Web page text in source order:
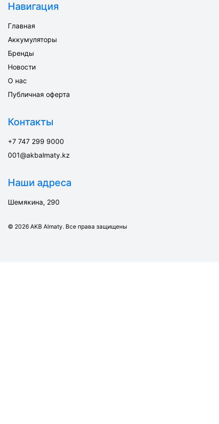
Навигация
Главная
Аккумуляторы
Бренды
Новости
О нас
Публичная оферта
Контакты
+7 747 299 9000
001@akbalmaty.kz
Наши адреса
Шемякина, 290
© 2026 AKB Almaty. Все права защищены